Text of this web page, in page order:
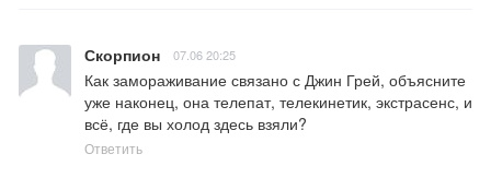
Скорпион 07.06 20:25
Как замораживание связано с Джин Грей, объясните
уже наконец, она телепат, телекинетик, экстрасенс, и
всё, где вы холод здесь взяли?
Ответить